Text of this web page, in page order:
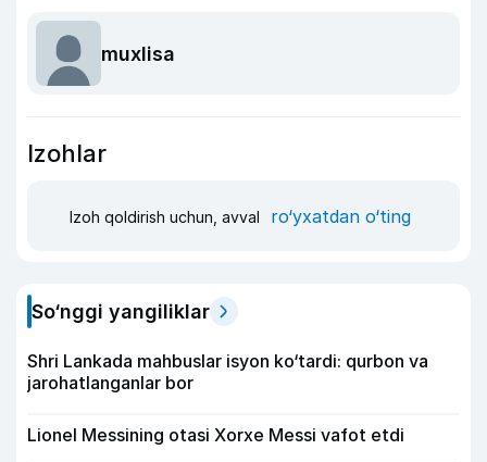
muxlisa
Izohlar
Izoh qoldirish uchun, avval ro‘yxatdan o‘ting
So‘nggi yangiliklar
Shri Lankada mahbuslar isyon ko‘tardi: qurbon va
jarohatlanganlar bor
Lionel Messining otasi Xorxe Messi vafot etdi